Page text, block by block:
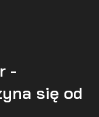
-
się od